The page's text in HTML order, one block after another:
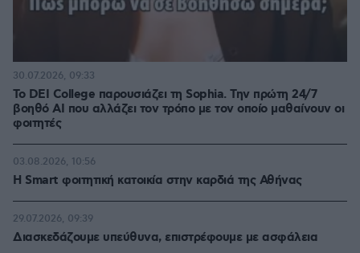
Το DEI College παρουσιάζει τη Sophia. Την πρώτη 24/7
βοηθό AI που αλλάζει τον τρόπο με τον οποίο μαθαίνουν οι
φοιτητές
30.07.2026, 09:33
Η Smart φοιτητική κατοικία στην καρδιά της Αθήνας
03.08.2026, 10:56
Διασκεδάζουμε υπεύθυνα, επιστρέφουμε με ασφάλεια
29.07.2026, 09:39